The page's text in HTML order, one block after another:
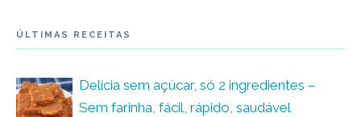
ÚLTIMAS RECEITAS
Delícia sem açúcar, só 2 ingredientes –
Sem farinha, fácil, rápido, saudável